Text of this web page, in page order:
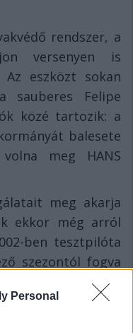
Personal
rendszer, a
versenyen is
eszközt sokan
sauberes Felipe
közé tartozik: a
balesete
meg HANS
meg akarja
ekkor még arról
ben tesztpilóta
szezontól fogva
a Ferrari, a